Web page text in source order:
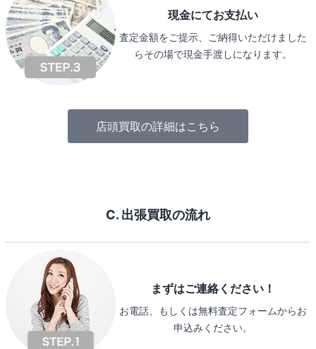
現金にてお支払い
査定金額をご提示、ご納得いただけました
らその場で現金手渡しになります。
店頭買取の詳細はこちら
C. 出張買取の流れ
まずはご連絡ください！
お電話、もしくは無料査定フォームからお
申込みください。